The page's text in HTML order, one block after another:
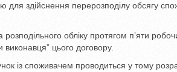
для здійснення перерозподілу обсягу
обліку протягом п’яти
виконавця” цього договору.
із споживачем проводиться у тому